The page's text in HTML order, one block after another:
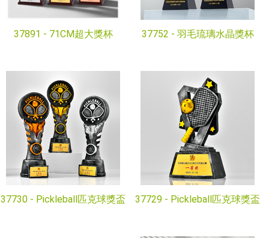
37891 - 71CM超大獎杯 37752 - 羽毛琉璃水晶獎杯
37730 - Pickleball匹克球獎盃 37729 - Pickleball匹克球獎盃